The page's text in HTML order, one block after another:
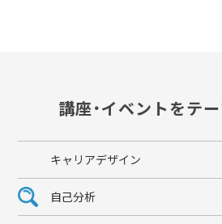
講座・イベントをテ
キャリアデザイン
自己分析